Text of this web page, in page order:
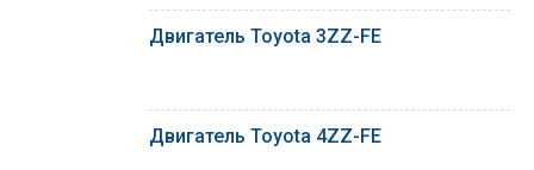
Двигатель Toyota 3ZZ-FE
Двигатель Toyota 4ZZ-FE